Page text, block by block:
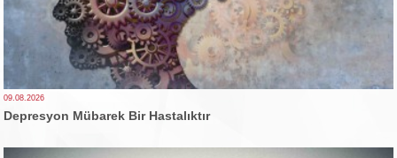
09.08.2026
Depresyon Mübarek Bir Hastalıktır